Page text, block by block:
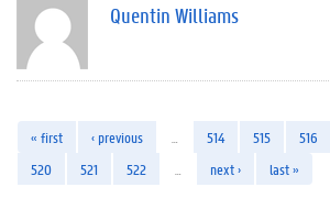
Quentin Williams
« first ‹ previous 514 515 516
520
521 522 next › last »